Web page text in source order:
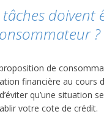
doivent
?
de
financière au
qu’une situation
votre cote de crédit.